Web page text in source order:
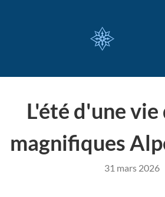
L'été d'une vie
magnifiques
31 mars 2026